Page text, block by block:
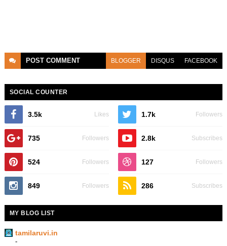
POST COMMENT BLOGGER DISQUS FACEBOOK
SOCIAL COUNTER
3.5k Likes 1.7k Followers
735 Followers 2.8k Subscribes
524 Followers 127 Followers
849 Followers 286 Subscribes
MY BLOG LIST
tamilaruvi.in
-